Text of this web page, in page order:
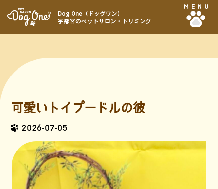
Dog One（ドッグワン）
宇都宮のペットサロン・トリミング
MENU
可愛いトイプードルの彼
2026-07-05